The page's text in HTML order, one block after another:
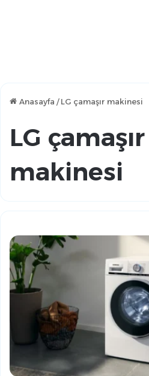
Anasayfa / LG çamaşır makinesi
LG çamaşır
makinesi